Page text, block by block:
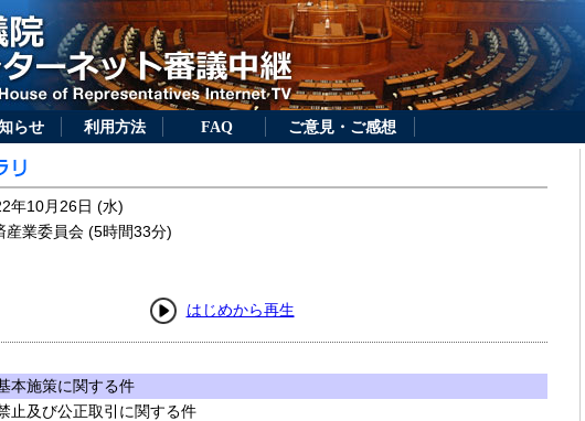
らせ 利用方法 FAQ ご意見・ご感想
年10月26日 (水)
産業委員会 (5時間33分)
はじめから再生
本施策に関する件
止及び公正取引に関する件